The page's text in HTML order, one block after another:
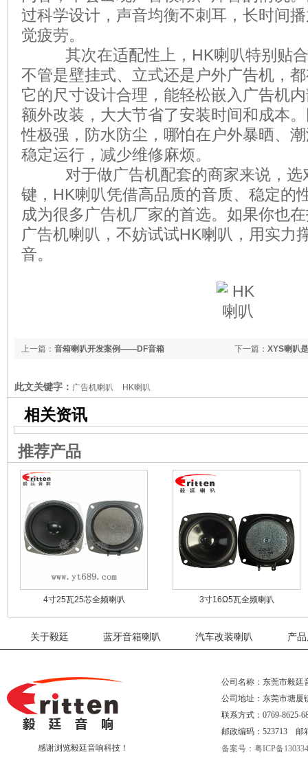
过科学设计，声音均衡不刺耳，长时间
觉疲劳。
其次在适配性上，HK喇叭特别贴合
不管是壁挂式、立式还是户外广告机，
它的尺寸设计合理，能轻松嵌入广告机
额外改装，大大节省了安装时间和成本
性极强，防水防尘，哪怕在户外暴晒、
稳定运行，减少维修麻烦。
对于做广告机配套的商家来说，选
键，HK喇叭凭借高品质的音质、稳定的
成为很多广告机厂家的首选。如果你也
广告机喇叭，不妨试试HK喇叭，用实力
音。
下一篇： XYS喇叭
上一篇： 音箱喇叭开发案例——DF音箱
此文关键字： 广告机喇叭 HK喇叭
相关资讯
推荐产品
4寸25瓦25芯全频喇叭 3寸16Ω5瓦全频喇叭
关于毅廷 蓝牙音箱喇叭 汽车改装喇叭 产
感谢浏览毅廷音响科技！
公司名称：东莞市毅廷
公司地址：东莞市塘厦
联系方式：0769-8625-
邮政编码：523713 邮
备案号：粤ICP备